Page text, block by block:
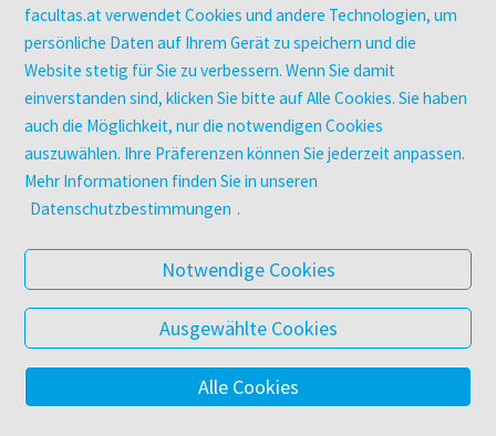
Zeitschriften
Digitale Angebote
UNTERNEHMEN
Über facultas
facultas Kooperationen
Datenschutz & Cookies
AGB
Barrierefreiheit
© 2025 Facultas Verlags- und Buchhandels AG
facultas.at verwendet Cookies und andere Technologien, um
persönliche Daten auf Ihrem Gerät zu speichern und die
Website stetig für Sie zu verbessern. Wenn Sie damit
einverstanden sind, klicken Sie bitte auf Alle Cookies. Sie haben
auch die Möglichkeit, nur die notwendigen Cookies
auszuwählen. Ihre Präferenzen können Sie jederzeit anpassen.
Mehr Informationen finden Sie in unseren
Datenschutzbestimmungen .
Notwendige Cookies
Ausgewählte Cookies
Alle Cookies